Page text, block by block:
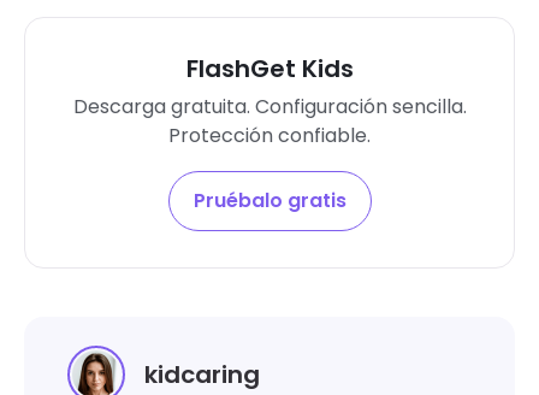
FlashGet Kids
Descarga gratuita. Configuración sencilla.
Protección confiable.
Pruébalo gratis
kidcaring